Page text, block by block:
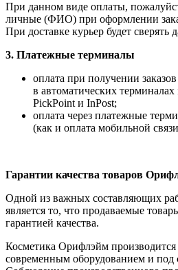
При данном виде оплаты,
личные (ФИО) при оформлении
При доставке курьер будет сверять
3. Платежные терминалы
оплата при получении
в автоматических
PickPoint и InPost;
оплата через платежные
(как и оплата мобильной
Гарантии качества товаров
Одной из важных составляющих
является то, что продаваемые
гарантией качества.
Косметика Орифлэйм производится
современным оборудованием и